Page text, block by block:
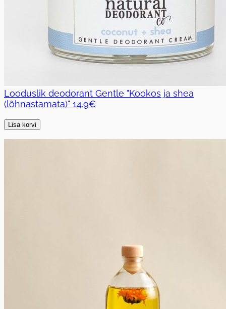
Looduslik deodorant Gentle "Kookos ja shea
(lõhnastamata)" 14.9€
Lisa korvi